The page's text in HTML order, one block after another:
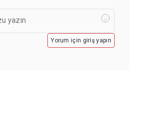
Yorum için giriş yapın